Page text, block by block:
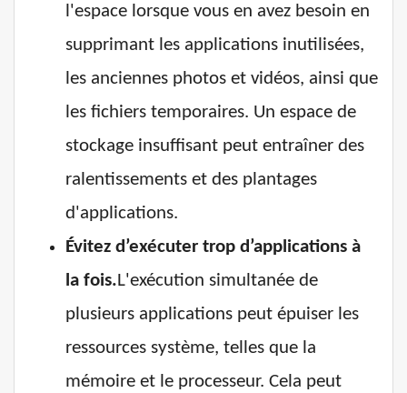
l'espace lorsque vous en avez besoin en
supprimant les applications inutilisées,
les anciennes photos et vidéos, ainsi que
les fichiers temporaires. Un espace de
stockage insuffisant peut entraîner des
ralentissements et des plantages
d'applications.
Évitez d’exécuter trop d’applications à
la fois.L'exécution simultanée de
plusieurs applications peut épuiser les
ressources système, telles que la
mémoire et le processeur. Cela peut